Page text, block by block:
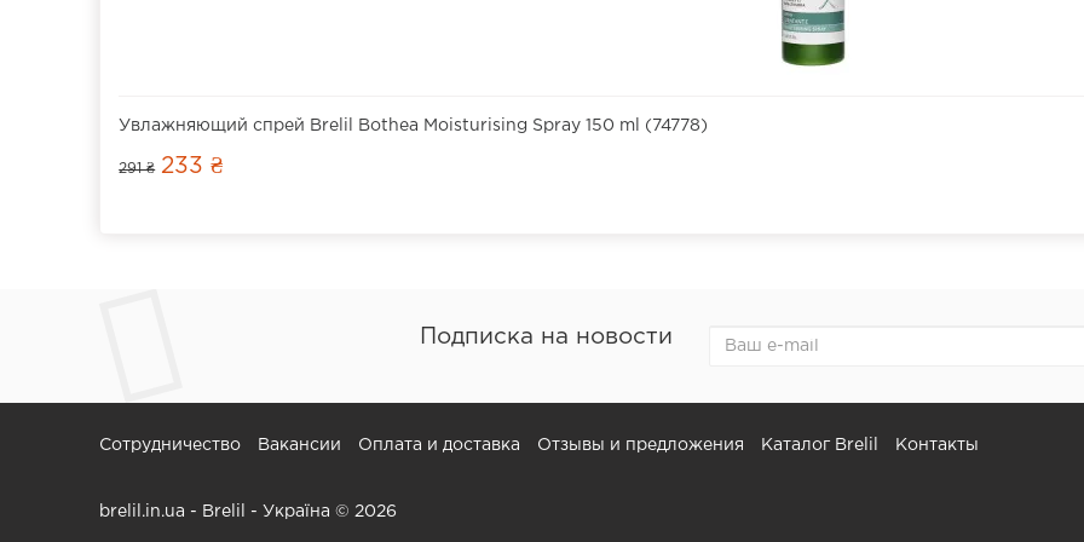
Увлажняющий спрей Brelil Bothea Moisturising Spray 150 ml (74778)
291 ₴ 233 ₴
Подписка на новости
Сотрудничество Вакансии Оплата и доставка Отзывы и предложения Каталог Brelil Контакты
brelil.in.ua - Brelil - Україна © 2026